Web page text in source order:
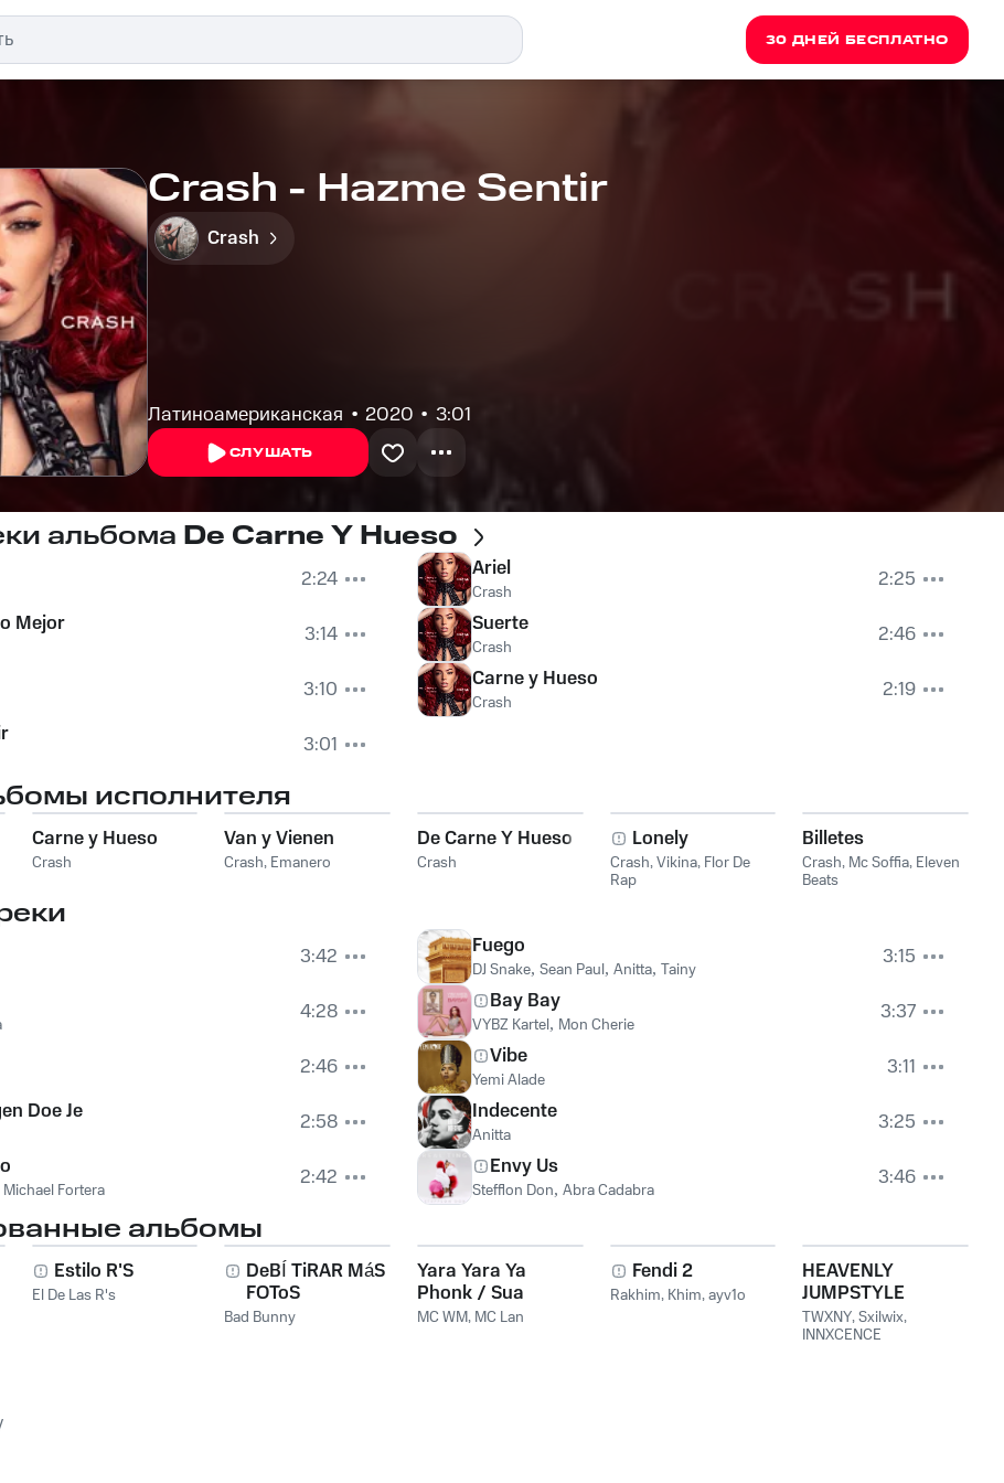
30 ДНЕЙ БЕСПЛАТНО
Crash - Hazme Sentir
Crash
Латиноамериканская 2020 3:01
СЛУШАТЬ
альбома De Carne Y Hueso
2:24
Mejor
3:14
3:10
3:01
Ariel
Crash
2:25
Suerte
Crash
2:46
Carne y Hueso
Crash 2:19
исполнителя
Carne y Hueso
Crash
Van y Vienen
Crash, Emanero
De Carne Y Hueso
Crash
Lonely
Crash,Vikina, Flor De
Rap
Billetes
Crash, Mc Soffia, Eleven
Beats
3:42
4:28
2:46
Doe Je
2:58
Michael Fortera 2:42
Fuego
DJ Snake, Sean Paul, Anitta, Tainy
3:15
Bay Bay
VYBZ Kartel, Mon Cherie
3:37
Vibe
Yemi Alade
3:11
Indecente
Anitta
3:25
Envy Us
Stefflon Don, Abra Cadabra 3:46
альбомы
Estilo R'S
El De Las R's
DeBÍ TiRAR MáS
FOToS
Bad Bunny
Yara Yara Ya
Phonk / Sua
Amiga Eu Vou
MC WM, MC Lan
Fendi 2
Rakhim, Khim,ayv1o
HEAVENLY
JUMPSTYLE
TWXNY,Sxilwix,
INNXCENCE